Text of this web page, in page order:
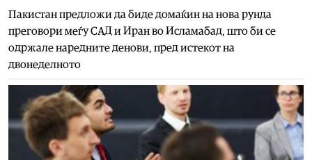
Пакистан предложи да биде домаќин на нова рунда
преговори меѓу САД и Иран во Исламабад, што би се
одржале наредните денови, пред истекот на
двонеделното